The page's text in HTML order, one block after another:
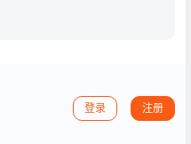
登录 注册